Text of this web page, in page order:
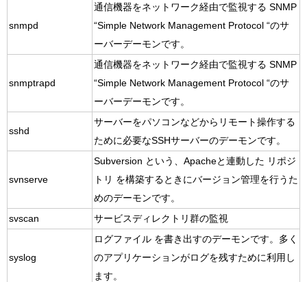
snmpd
通信機器をネットワーク経由で監視する SNMP
“Simple Network Management Protocol “のサ
ーバーデーモンです。
snmptrapd
通信機器をネットワーク経由で監視する SNMP
“Simple Network Management Protocol “のサ
ーバーデーモンです。
sshd
サーバーをパソコンなどからリモート操作する
ために必要なSSHサーバーのデーモンです。
svnserve
Subversion という、Apacheと連動した リポジ
トリ を構築するときにバージョン管理を行うた
めのデーモンです。
svscan
サービスディレクトリ群の監視
syslog
ログファイル を書き出すのデーモンです。多く
のアプリケーションがログを残すために利用し
ます。